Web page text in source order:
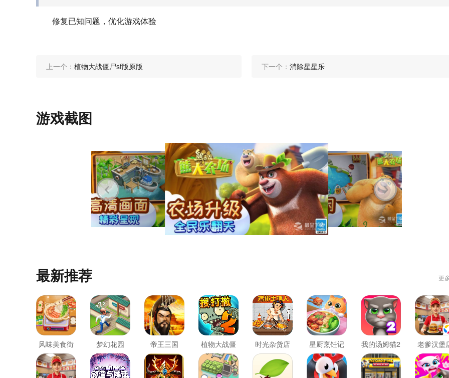
修复已知问题，优化游戏体验
上一个： 植物大战僵尸sf版原版 下一个： 消除星星乐
游戏截图
最新推荐 更
风味美食街 梦幻花园 帝王三国
植物大战僵
尸2
时光杂货店 星厨烹饪记 我的汤姆猫2 老爹汉堡